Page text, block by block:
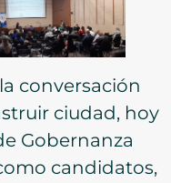
conversación
ciudad, hoy
Gobernanza
candidatos,